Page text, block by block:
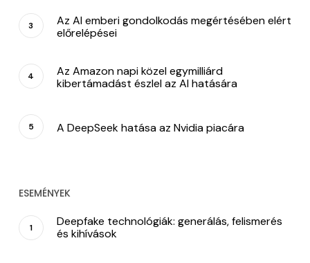
Az AI emberi gondolkodás megértésében elért
előrelépései
Az Amazon napi közel egymilliárd
kibertámadást észlel az AI hatására
A DeepSeek hatása az Nvidia piacára
ESEMÉNYEK
Deepfake technológiák: generálás, felismerés
és kihívások